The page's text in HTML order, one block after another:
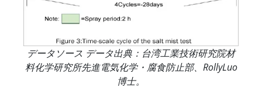
データソース データ出典：台湾工業技術研究院材
料化学研究所先進電気化学・腐食防止部、RollyLuo
博士。